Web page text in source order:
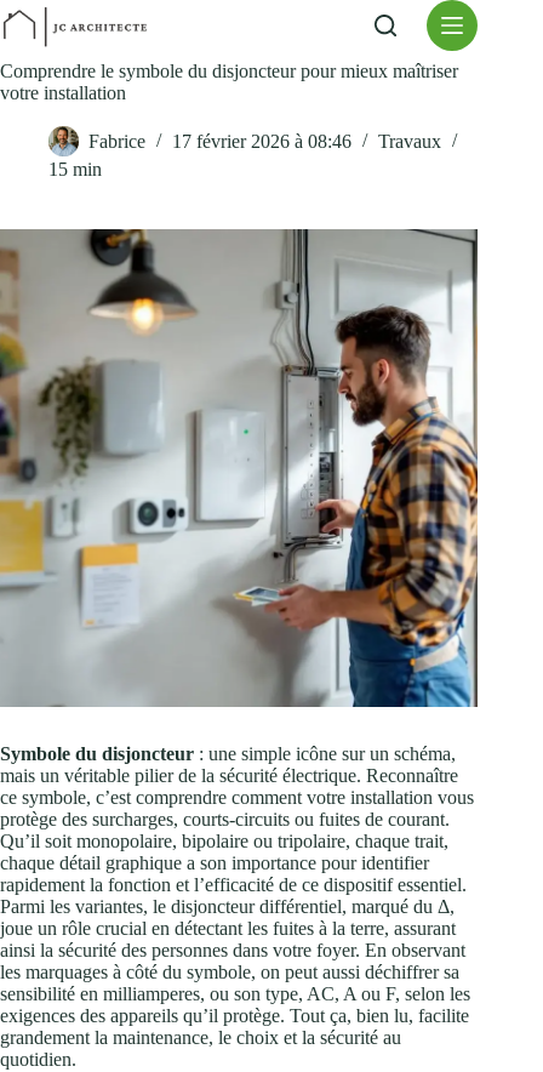
Passer
contenu
Comprendre le symbole du disjoncteur pour mieux maîtriser
votre installation
Fabrice 17 février 2026 à 08:46
Travaux
15 min
Symbole du disjoncteur : une simple icône sur un schéma,
mais un véritable pilier de la sécurité électrique. Reconnaître
ce symbole, c’est comprendre comment votre installation vous
protège des surcharges, courts-circuits ou fuites de courant.
Qu’il soit monopolaire, bipolaire ou tripolaire, chaque trait,
chaque détail graphique a son importance pour identifier
rapidement la fonction et l’efficacité de ce dispositif essentiel.
Parmi les variantes, le disjoncteur différentiel, marqué du Δ,
joue un rôle crucial en détectant les fuites à la terre, assurant
ainsi la sécurité des personnes dans votre foyer. En observant
les marquages à côté du symbole, on peut aussi déchiffrer sa
sensibilité en milliamperes, ou son type, AC, A ou F, selon les
exigences des appareils qu’il protège. Tout ça, bien lu, facilite
grandement la maintenance, le choix et la sécurité au
quotidien.